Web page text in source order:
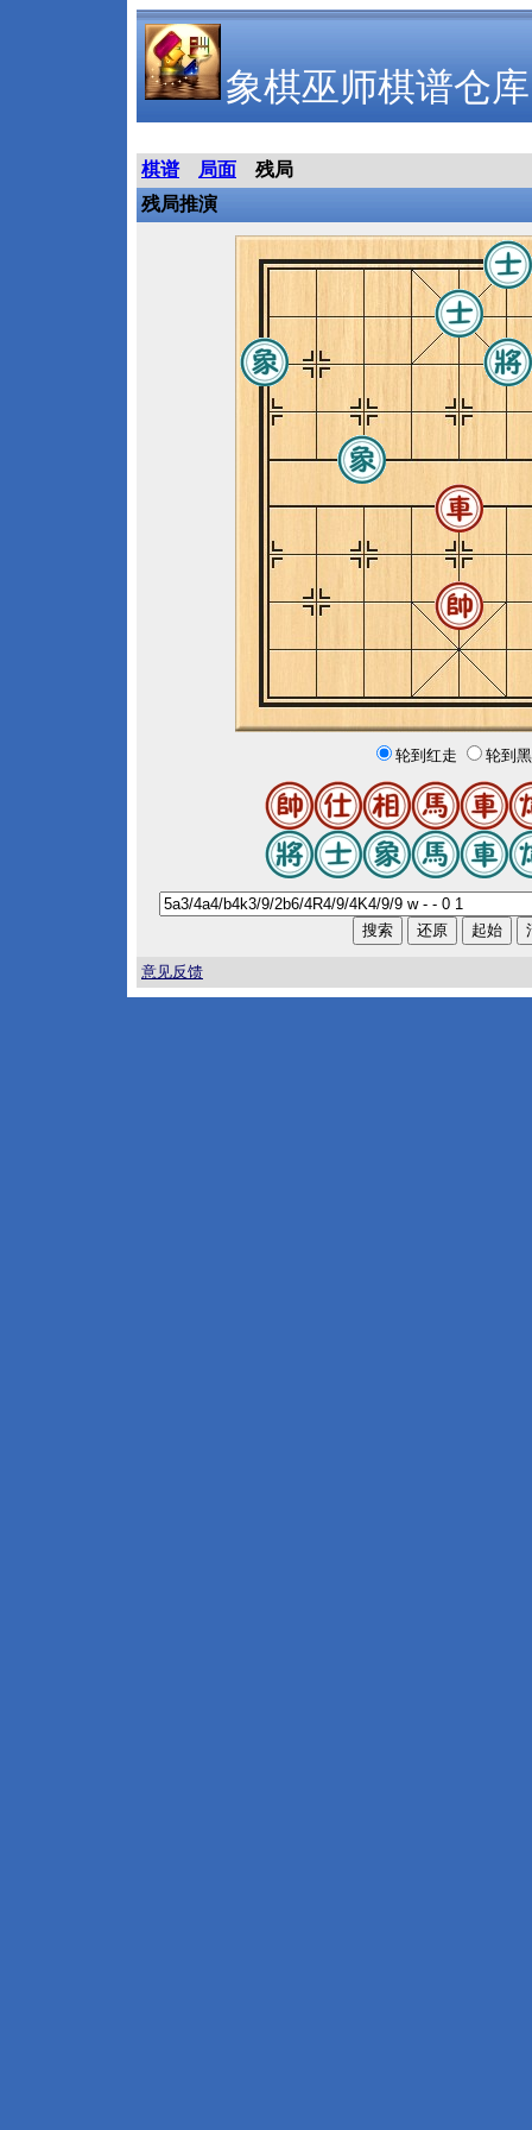
象棋巫师棋谱仓库
棋谱 局面
残局
残局推演
轮到红走 轮到
意见反馈